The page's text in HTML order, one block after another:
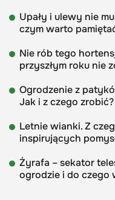
Upały i ulewy nie
czym warto
Nie rób tego
przyszłym roku nie
Ogrodzenie z
Jak i z czego zrobić?
Letnie wianki. Z
inspirujących
Żyrafa – sekator
ogrodzie i do czego